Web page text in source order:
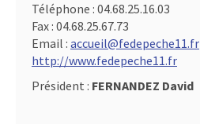
Téléphone : 04.68.25.16.03
Fax : 04.68.25.67.73
Email : accueil@fedepeche11.fr
http://www.fedepeche11.fr
Président : FERNANDEZ David